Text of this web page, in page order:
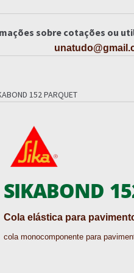
sobre cotações ou
152 PARQUET
SIKABOND
Cola elástica para
cola monocomponente para